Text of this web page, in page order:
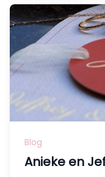
Blog
Anieke en